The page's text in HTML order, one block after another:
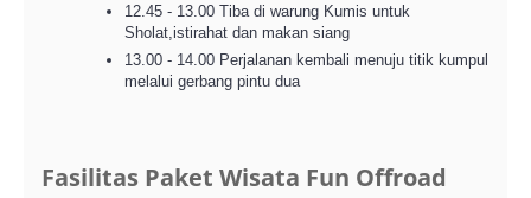
12.45 - 13.00 Tiba di warung Kumis untuk
Sholat,istirahat dan makan siang
13.00 - 14.00 Perjalanan kembali menuju titik kumpul
melalui gerbang pintu dua
Fasilitas Paket Wisata Fun Offroad